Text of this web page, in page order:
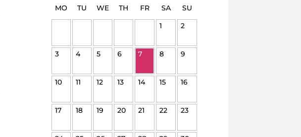
MO TU WE TH FR SA
SU
1
2
3 4 5 6 7 8 9
10 11 12 13 14 15 16
17 18 19 20 21 22 23